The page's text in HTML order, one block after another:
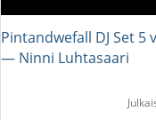
Pintandwefall DJ Set 5
― Ninni Luhtasaari